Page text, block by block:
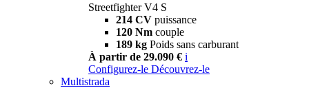
Streetfighter V4 S
214 CV puissance
120 Nm couple
189 kg Poids sans carburant
À partir de 29.090 € i
Configurez-le Découvrez-le
Multistrada